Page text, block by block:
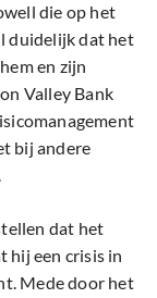
die op het
duidelijk dat het
en zijn
Valley Bank
bij andere
dat het
hij een crisis in
Mede door het